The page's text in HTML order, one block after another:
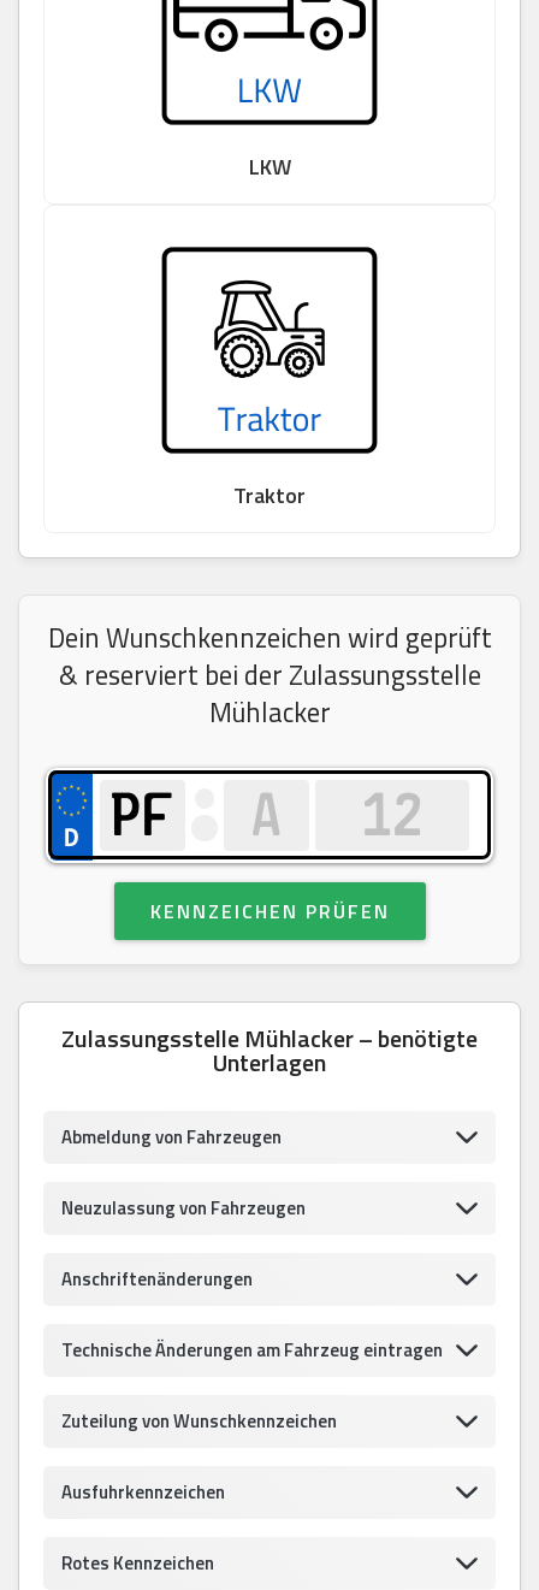
LKW
Traktor
Dein Wunschkennzeichen wird geprüft
& reserviert bei der Zulassungsstelle
Mühlacker
KENNZEICHEN PRÜFEN
Zulassungsstelle Mühlacker – benötigte
Unterlagen
Abmeldung von Fahrzeugen
Neuzulassung von Fahrzeugen
Anschriftenänderungen
Technische Änderungen am Fahrzeug eintragen
Zuteilung von Wunschkennzeichen
Ausfuhrkennzeichen
Rotes Kennzeichen